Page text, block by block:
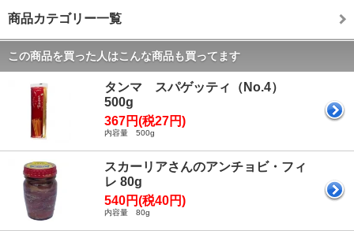
商品カテゴリー一覧
この商品を買った人はこんな商品も買ってます
タンマ スパゲッティ（No.4）
500g
367円(税27円)
内容量 500g
スカーリアさんのアンチョビ・フィ
レ 80g
540円(税40円)
内容量 80g